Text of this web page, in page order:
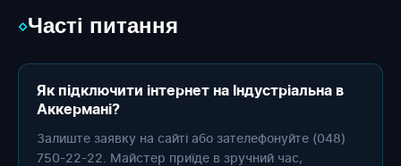
◇Часті питання
Як підключити інтернет на Індустріальна в
Аккермані?
Залиште заявку на сайті або зателефонуйте (048)
750-22-22. Майстер приїде в зручний час,